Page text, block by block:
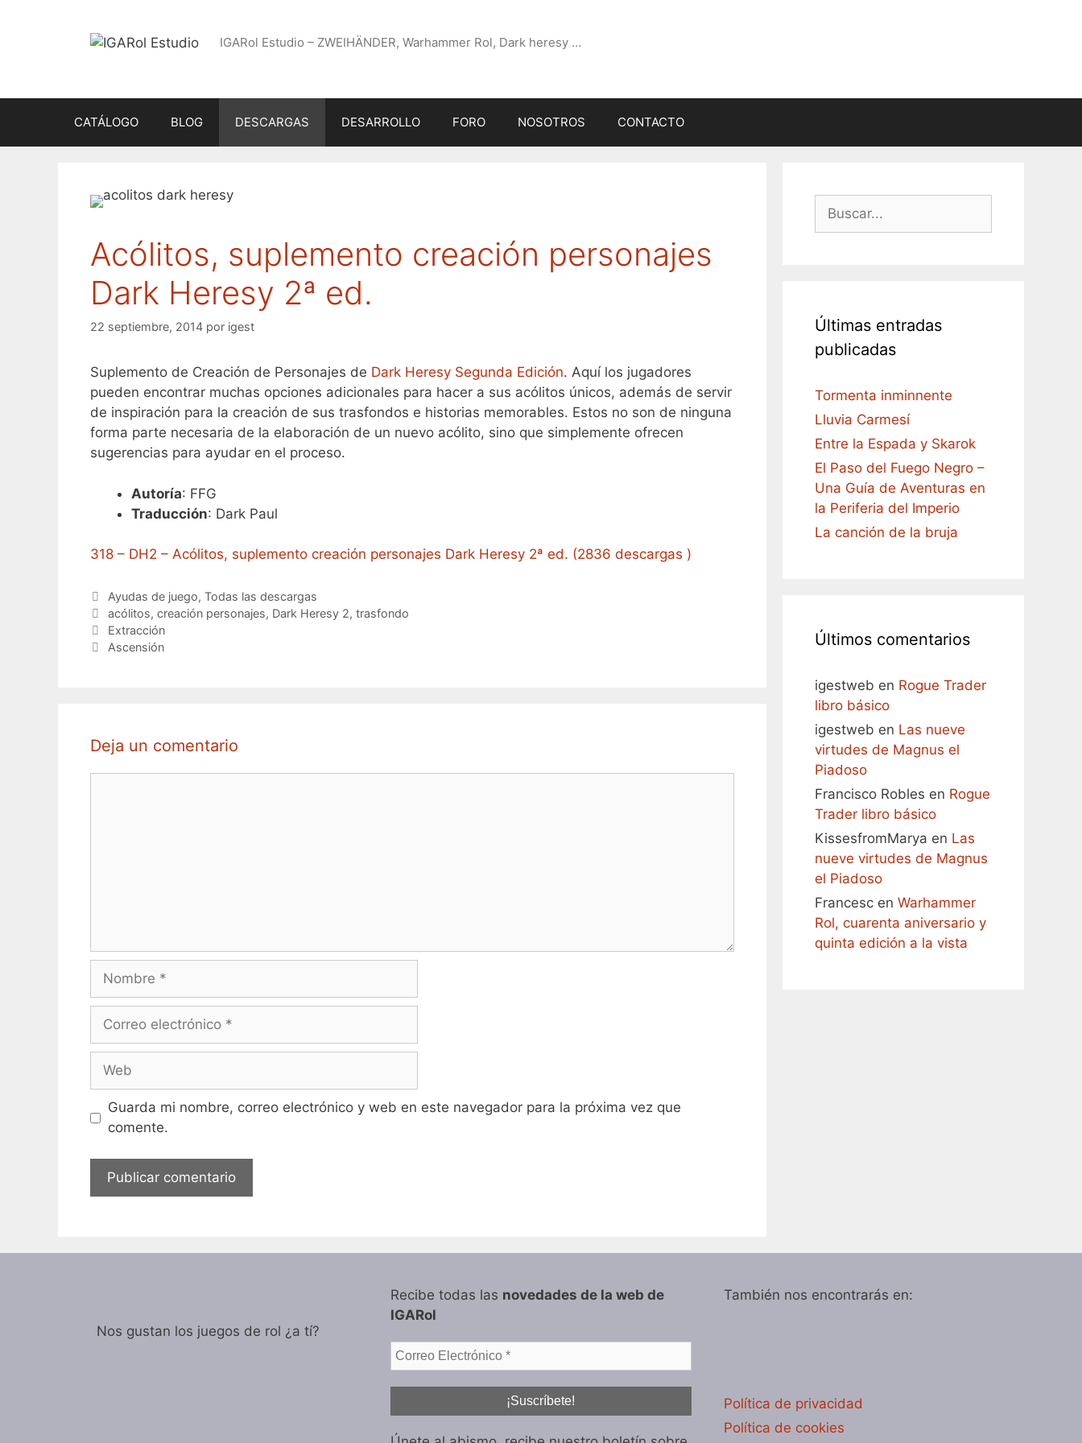
IGARol Estudio – ZWEIHÄNDER, Warhammer Rol, Dark heresy …
CATÁLOGO BLOG DESCARGAS DESARROLLO FORO NOSOTROS CONTACTO
Acólitos, suplemento creación personajes
Dark Heresy 2ª ed.
22 septiembre, 2014 por igest
Suplemento de Creación de Personajes de Dark Heresy Segunda Edición. Aquí los jugadores
pueden encontrar muchas opciones adicionales para hacer a sus acólitos únicos, además de servir
de inspiración para la creación de sus trasfondos e historias memorables. Estos no son de ninguna
forma parte necesaria de la elaboración de un nuevo acólito, sino que simplemente ofrecen
sugerencias para ayudar en el proceso.
Autoría: FFG
Traducción: Dark Paul
318 – DH2 – Acólitos, suplemento creación personajes Dark Heresy 2ª ed. (2836 descargas )
Categorías
Ayudas de juego, Todas las descargas
Etiquetas
acólitos, creación personajes, Dark Heresy 2, trasfondo
Extracción
Ascensión
Deja un comentario
Nombre
Correo
Web
Guarda mi nombre, correo electrónico y web en este navegador para la próxima vez que
comente.
Buscar:
Últimas entradas
publicadas
Tormenta inminnente
Lluvia Carmesí
Entre la Espada y Skarok
El Paso del Fuego Negro –
Una Guía de Aventuras en
la Periferia del Imperio
La canción de la bruja
Últimos comentarios
igestweb en Rogue Trader
libro básico
igestweb en Las nueve
virtudes de Magnus el
Piadoso
Francisco Robles en Rogue
Trader libro básico
KissesfromMarya en Las
nueve virtudes de Magnus
el Piadoso
Francesc en Warhammer
Rol, cuarenta aniversario y
quinta edición a la vista
Nos gustan los juegos de rol ¿a tí?
Recibe todas las novedades de la web de
IGARol
También nos encontrarás en:
Política de privacidad
Política de cookies